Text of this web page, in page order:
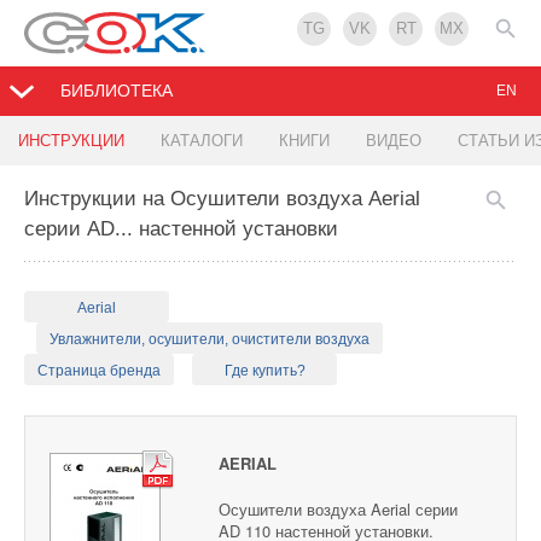
TG VK RT MX
БИБЛИОТЕКА
ИНСТРУКЦИИ КАТАЛОГИ КНИГИ ВИДЕО СТАТЬИ
EN
Инструкции на Осушители воздуха Aerial
серии AD... настенной установки
Aerial
Увлажнители, осушители, очистители воздуха
Страница бренда
Где купить?
AERIAL
Осушители воздуха Aerial серии
AD 110 настенной установки.